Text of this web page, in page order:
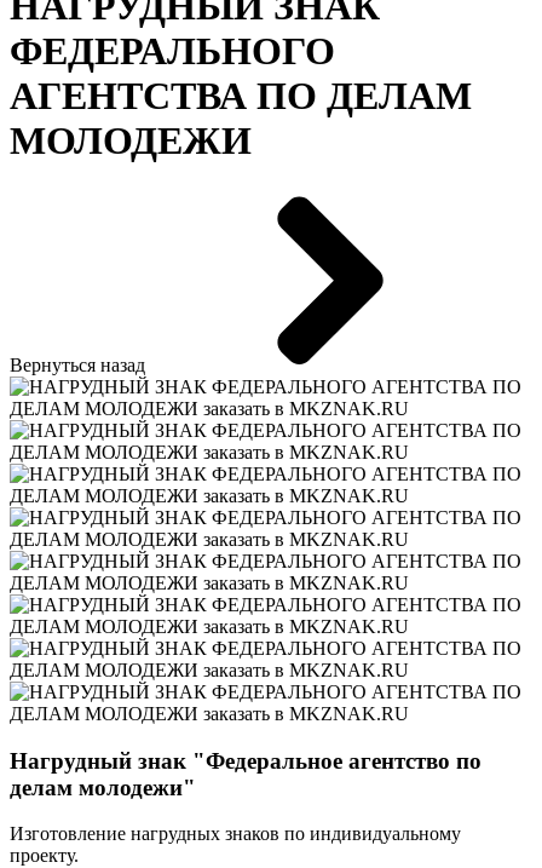
ФЕДЕРАЛЬНОГО
АГЕНТСТВА ПО ДЕЛАМ
МОЛОДЕЖИ
Вернуться назад
Нагрудный знак "Федеральное агентство по
делам молодежи"
Изготовление нагрудных знаков по индивидуальному
проекту.